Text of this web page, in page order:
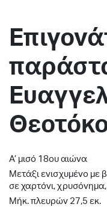
A’ μισό 18ου αιώνα
Μετάξι ενισχυμένο
σε χαρτόνι,
Μήκ. πλευρών 27,5 εκ.